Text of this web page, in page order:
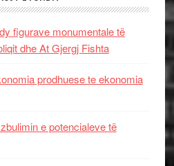
figurave monumentale të
dhe At Gjergj Fishta
prodhuese te ekonomia
e potencialeve të